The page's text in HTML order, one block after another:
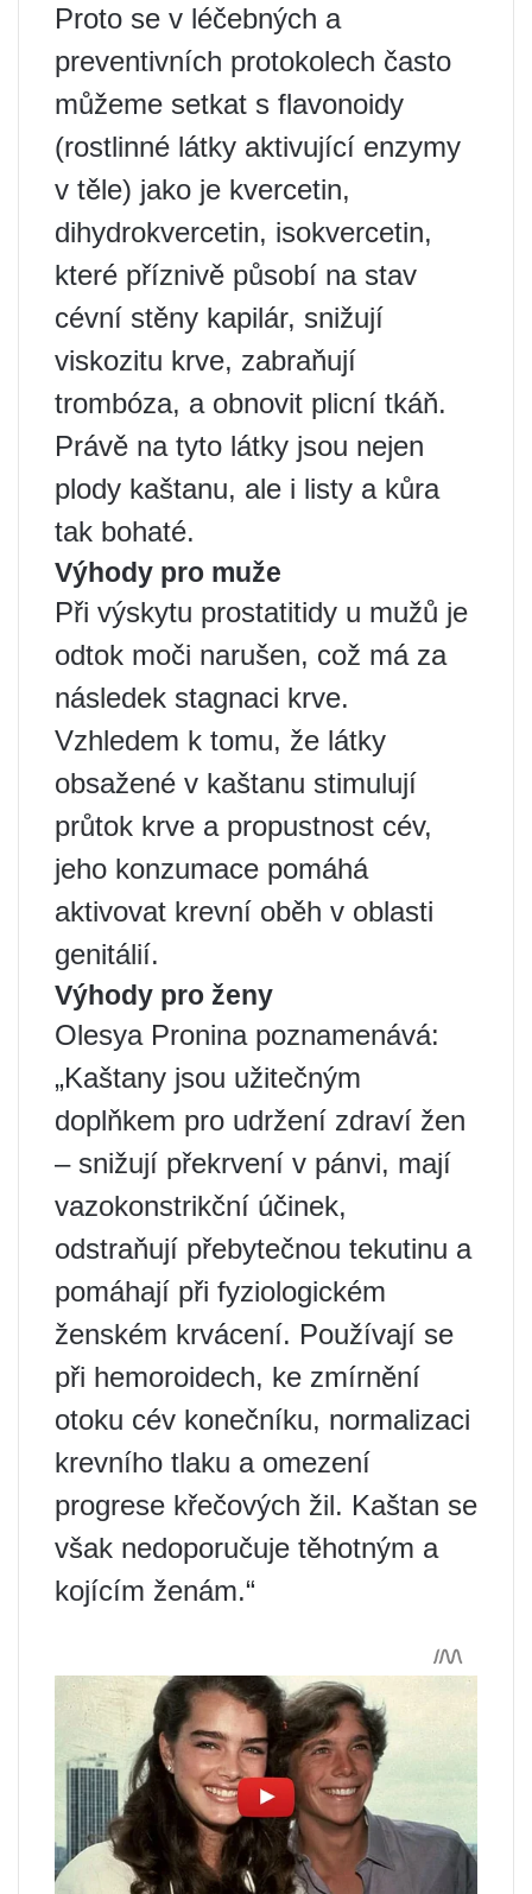
Proto se v léčebných a
preventivních protokolech často
můžeme setkat s flavonoidy
(rostlinné látky aktivující enzymy
v těle) jako je kvercetin,
dihydrokvercetin, isokvercetin,
které příznivě působí na stav
cévní stěny kapilár, snižují
viskozitu krve, zabraňují
trombóza, a obnovit plicní tkáň.
Právě na tyto látky jsou nejen
plody kaštanu, ale i listy a kůra
tak bohaté.
Výhody pro muže
Při výskytu prostatitidy u mužů je
odtok moči narušen, což má za
následek stagnaci krve.
Vzhledem k tomu, že látky
obsažené v kaštanu stimulují
průtok krve a propustnost cév,
jeho konzumace pomáhá
aktivovat krevní oběh v oblasti
genitálií.
Výhody pro ženy
Olesya Pronina poznamenává:
„Kaštany jsou užitečným
doplňkem pro udržení zdraví žen
– snižují překrvení v pánvi, mají
vazokonstrikční účinek,
odstraňují přebytečnou tekutinu a
pomáhají při fyziologickém
ženském krvácení. Používají se
při hemoroidech, ke zmírnění
otoku cév konečníku, normalizaci
krevního tlaku a omezení
progrese křečových žil. Kaštan se
však nedoporučuje těhotným a
kojícím ženám.“